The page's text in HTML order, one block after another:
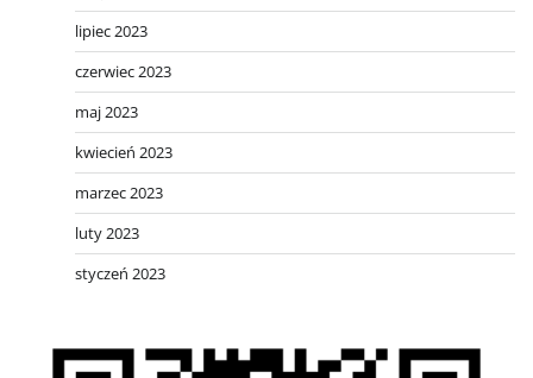
lipiec 2023
czerwiec 2023
maj 2023
kwiecień 2023
marzec 2023
luty 2023
styczeń 2023